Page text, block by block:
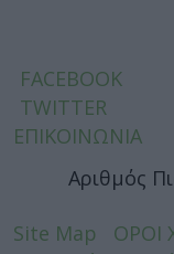
FACEBOOK
TWITTER
ΕΠΙΚΟΙΝΩΝΙΑ
Αριθμός
Site Map ΟΡΟΙ